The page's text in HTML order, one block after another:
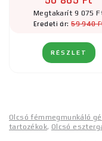
Megtakarít 9 075
Eredeti ár:59 940
RÉSZLET
Olcsó fémmegmunkáló
tartozékok, Olcsó